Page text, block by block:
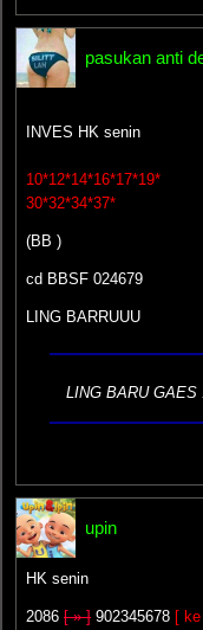
pasukan anti
INVES HK senin
10*12*14*16*17*19*
30*32*34*37*
(BB )
cd BBSF 024679
LING BARRUUU
LING BARU GAES
upin
HK senin
2086 [ » ] 902345678 [ ke